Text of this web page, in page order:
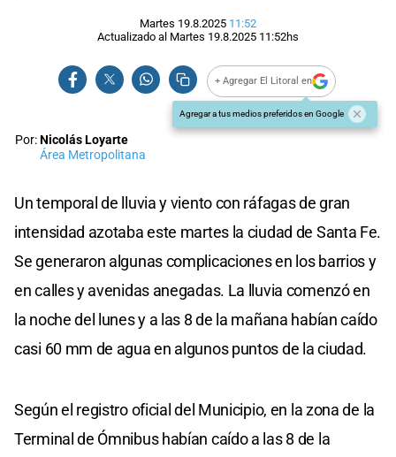
Martes 19.8.2025 11:52
Actualizado al Martes 19.8.2025 11:52hs
+ Agregar El Litoral en
Agregar a tus medios preferidos en Google
Por:Nicolás Loyarte
Área Metropolitana
Un temporal de lluvia y viento con ráfagas de gran
intensidad azotaba este martes la ciudad de Santa Fe.
Se generaron algunas complicaciones en los barrios y
en calles y avenidas anegadas. La lluvia comenzó en
la noche del lunes y a las 8 de la mañana habían caído
casi 60 mm de agua en algunos puntos de la ciudad.
Según el registro oficial del Municipio, en la zona de la
Terminal de Ómnibus habían caído a las 8 de la